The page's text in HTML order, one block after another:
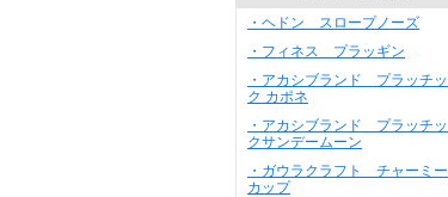
・ヘドン スロープノーズ
・フィネス プラッギン
・アカシブランド プラッチッ
ク カポネ
・アカシブランド プラッチッ
クサンデームーン
・ガウラクラフト チャーミー
カップ